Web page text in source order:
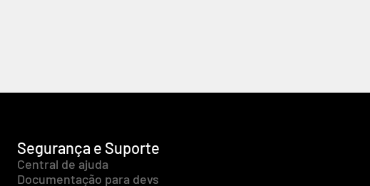
Segurança e Suporte
Central de ajuda
Documentação para devs